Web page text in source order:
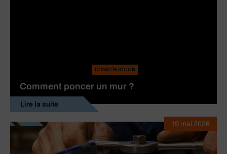
CONSTRUCTION
Comment poncer un mur ?
Lire la suite
19 mai 2026